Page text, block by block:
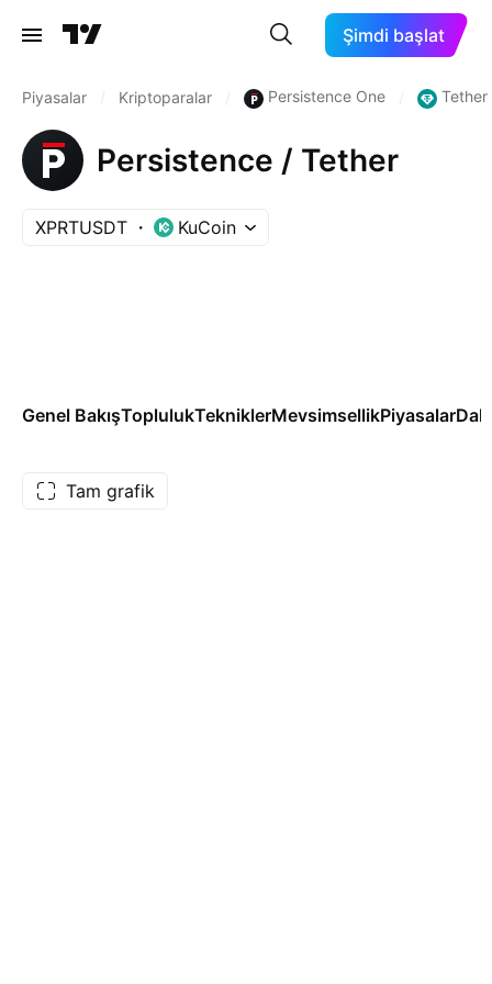
Şimdi başlat
Piyasalar Kriptoparalar Persistence One Tether
Persistence / Tether
XPRTUSDT KuCoin
Genel BakışToplulukTekniklerMevsimsellikPiyasalar
Tam grafik